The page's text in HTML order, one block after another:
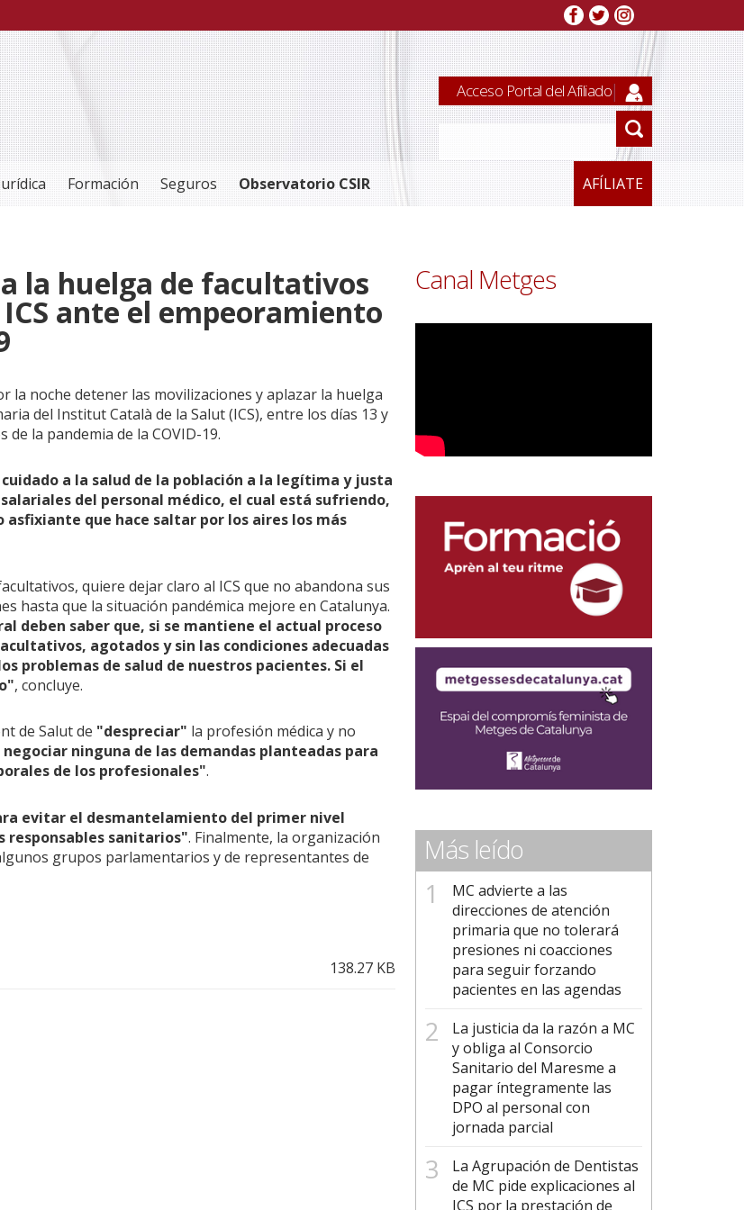
Formación Seguros Observatorio CSIR AFÍLIATE
Acceso Portal del Afiliado
la huelga de facultativos
ante el empeoramiento
la noche detener las movilizaciones y aplazar la huelga
del Institut Català de la Salut (ICS), entre los días 13 y
la pandemia de la COVID-19.
a la salud de la población a la legítima y justa
del personal médico, el cual está sufriendo,
asfixiante que hace saltar por los aires los más
quiere dejar claro al ICS que no abandona sus
hasta que la situación pandémica mejore en Catalunya.
deben saber que, si se mantiene el actual proceso
agotados y sin las condiciones adecuadas
problemas de salud de nuestros pacientes. Si el
, concluye.
de Salut de "despreciar" la profesión médica y no
ninguna de las demandas planteadas para
de los profesionales".
evitar el desmantelamiento del primer nivel
responsables sanitarios". Finalmente, la organización
grupos parlamentarios y de representantes de
138.27 KB
Canal Metges
Más leído
MC advierte a las
direcciones de atención
primaria que no tolerará
presiones ni coacciones
para seguir forzando
pacientes en las agendas
La justicia da la razón a MC
y obliga al Consorcio
Sanitario del Maresme a
pagar íntegramente las
DPO al personal con
jornada parcial
La Agrupación de Dentistas
de MC pide explicaciones al
ICS por la prestación de